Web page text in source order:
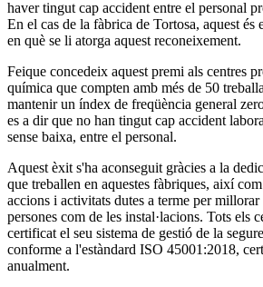
haver tingut cap accident entre el personal
En el cas de la fàbrica de Tortosa, aquest és
en què se li atorga aquest reconeixement.
Feique concedeix aquest premi als centres
química que compten amb més de 50
mantenir un índex de freqüència general
es a dir que no han tingut cap accident
sense baixa, entre el personal.
Aquest èxit s'ha aconseguit gràcies a la
que treballen en aquestes fàbriques, així
accions i activitats dutes a terme per millorar
persones com de les instal·lacions. Tots els
certificat el seu sistema de gestió de la
conforme a l'estàndard ISO 45001:2018,
anualment.